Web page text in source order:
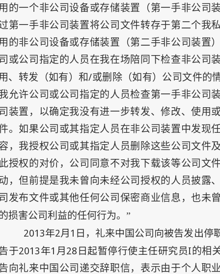
的一个非公司设备或存储装置（第一手非公司
第一手非公司装置将公司文件转存于第二个我
的非公司设备或存储装置（第二手非公司装置
或公司指定的人员在我在场陪同下检查非公司
、转发（如有）和/或删除（如有）公司文件的
允许公司或公司指定的人员检查第一手非公司
装置，以确定我没有进一步转发、修改、使用
。如果公司或其指定人员在非公司装置中发现
，我授权公司或其指定人员删除这些公司文件
授权的对价，公司同意不对我下载该等公司文
，但前提是我未曾向未经公司授权的人员披露
发布文件或其他任何公司保密商业信息，也未
损害公司利益的任何行为。”
2013年2月1 日 ，礼来中国公司向被告发出停
于2013年1 月28日起暂停行使主任研究员I的相
向礼来中国公司递交辞职信，表示由于个人职